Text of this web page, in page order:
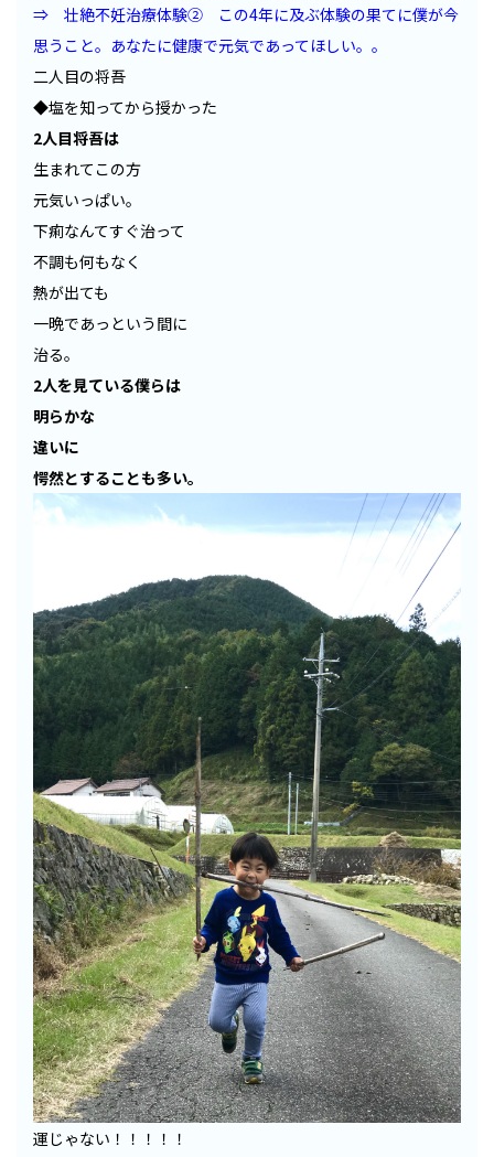
⇒ 壮絶不妊治療体験② この4年に及ぶ体験の果てに僕が今
思うこと。あなたに健康で元気であってほしい。。
二人目の将吾
◆塩を知ってから授かった
2人目将吾は
生まれてこの方
元気いっぱい。
下痢なんてすぐ治って
不調も何もなく
熱が出ても
一晩であっという間に
治る。
2人を見ている僕らは
明らかな
違いに
愕然とすることも多い。
運じゃない！！！！！